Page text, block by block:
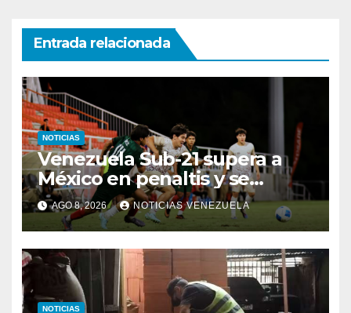
Entrada relacionada
NOTICIAS
Venezuela Sub-21 supera a
México en penaltis y se
adjudica el oro
AGO 8, 2026 NOTICIAS VENEZUELA
NOTICIAS